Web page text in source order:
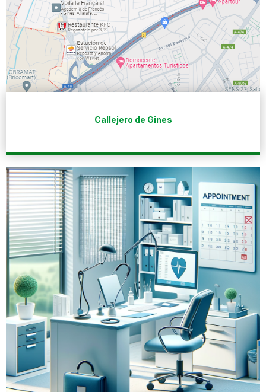
Callejero de Gines